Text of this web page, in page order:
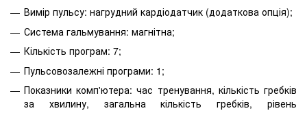
Вимір пульсу: нагрудний кардіодатчик (додаткова опція);
Система гальмування: магнітна;
Кількість програм: 7;
Пульсовозалежні програми: 1;
Показники комп'ютера: час тренування, кількість гребків
за хвилину, загальна кількість гребків, рівень